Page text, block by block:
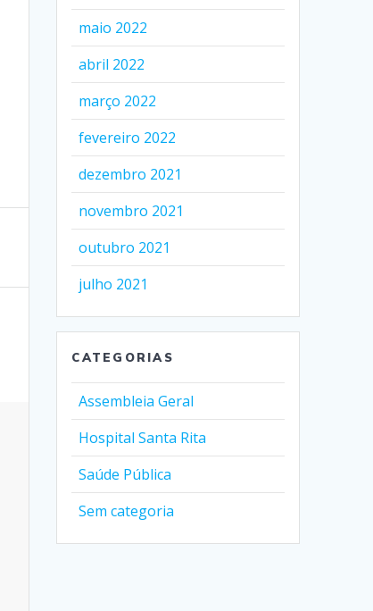
maio 2022
abril 2022
março 2022
fevereiro 2022
dezembro 2021
novembro 2021
outubro 2021
julho 2021
CATEGORIAS
Assembleia Geral
Hospital Santa Rita
Saúde Pública
Sem categoria